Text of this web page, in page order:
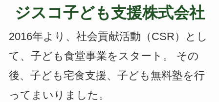
ジスコ子ども支援株式会社
2016年より、社会貢献活動（CSR）とし
て、子ども食堂事業をスタート。 その
後、子ども宅食支援、子ども無料塾を行
ってまいりました。